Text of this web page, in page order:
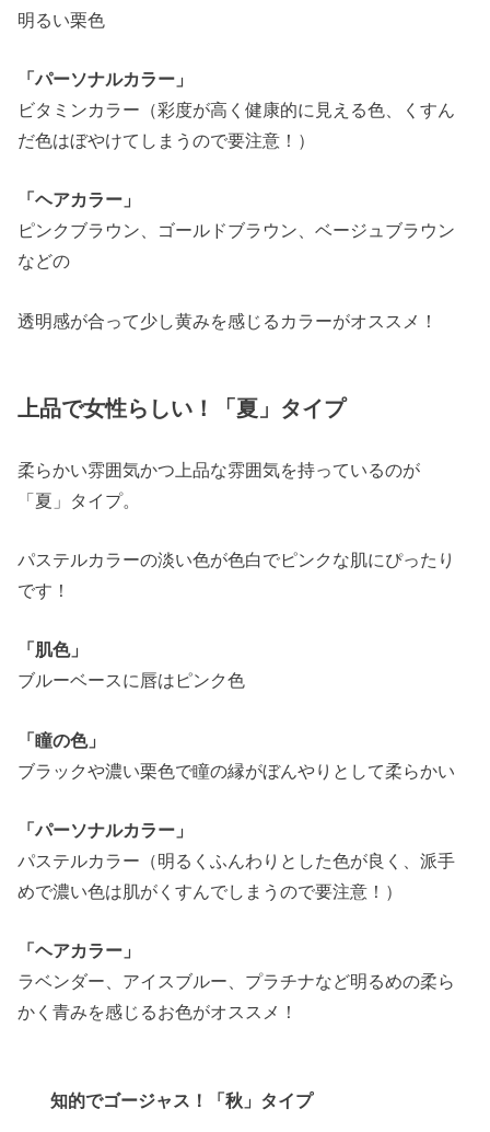
明るい栗色
「パーソナルカラー」
ビタミンカラー（彩度が高く健康的に見える色、くすん
だ色はぼやけてしまうので要注意！）
「ヘアカラー」
ピンクブラウン、ゴールドブラウン、ベージュブラウン
などの
透明感が合って少し黄みを感じるカラーがオススメ！
上品で女性らしい！「夏」タイプ
柔らかい雰囲気かつ上品な雰囲気を持っているのが
「夏」タイプ。
パステルカラーの淡い色が色白でピンクな肌にぴったり
です！
「肌色」
ブルーベースに唇はピンク色
「瞳の色」
ブラックや濃い栗色で瞳の縁がぼんやりとして柔らかい
「パーソナルカラー」
パステルカラー（明るくふんわりとした色が良く、派手
めで濃い色は肌がくすんでしまうので要注意！）
「ヘアカラー」
ラベンダー、アイスブルー、プラチナなど明るめの柔ら
かく青みを感じるお色がオススメ！
知的でゴージャス！「秋」タイプ